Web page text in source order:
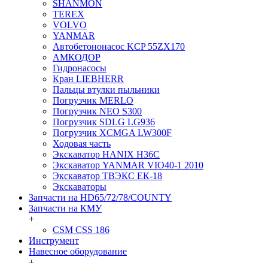
SHANMON
TEREX
VOLVO
YANMAR
Автобетононасос KCP 55ZX170
АМКОДОР
Гидронасосы
Кран LIEBHERR
Пальцы втулки пыльники
Погрузчик MERLO
Погрузчик NEO S300
Погрузчик SDLG LG936
Погрузчик XCMGA LW300F
Ходовая часть
Экскаватор HANIX H36C
Экскаватор YANMAR VIO40-1 2010
Экскаватор ТВЭКС ЕК-18
Экскаваторы
Запчасти на HD65/72/78/COUNTY
Запчасти на КМУ
+
CSM CSS 186
Инструмент
Навесное оборудование